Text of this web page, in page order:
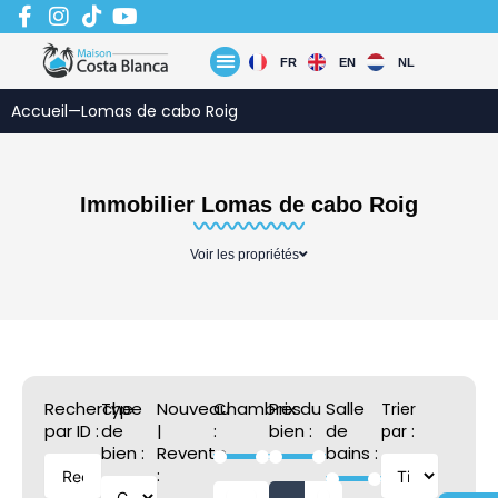
Aller
au
contenu
FR EN NL
Accueil—Lomas de cabo Roig
Immobilier Lomas de cabo Roig
Voir les propriétés
Recherche
par ID :
Type
de
bien :
Nouveau
|
Revente
:
Chambres
:
Prix du
bien :
Salle
de
bains :
Trier
par :